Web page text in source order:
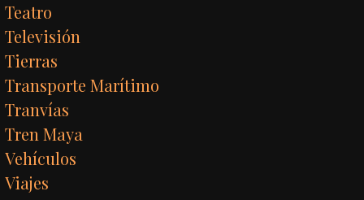
Teatro
Televisión
Tierras
Transporte Marítimo
Tranvías
Tren Maya
Vehículos
Viajes